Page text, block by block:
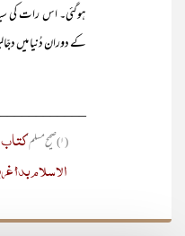
ہوگئی۔ اس رات کی
کے دوران دُنیا میں
(۱) صحیح مسلم‘
الاسلام بدأ